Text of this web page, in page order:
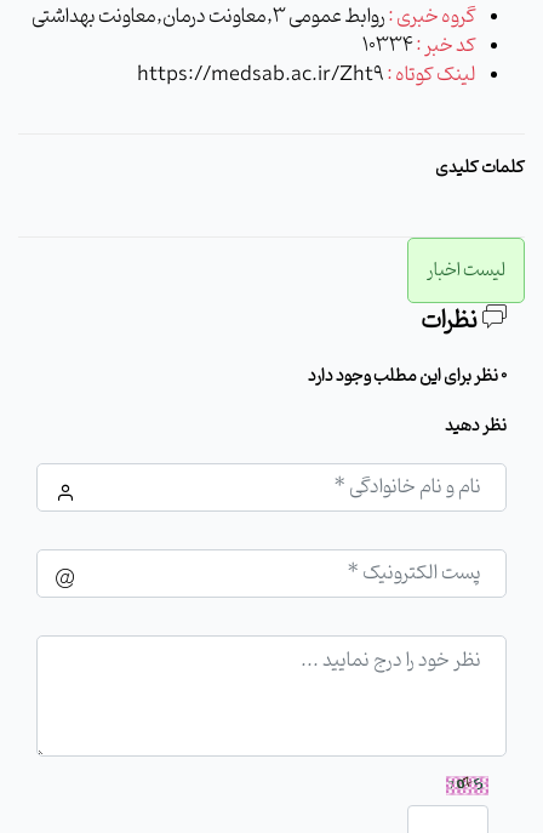
گروه خبری :روابط عمومی 3,معاونت درمان,معاونت بهداشتی
کد خبر :10334
لینک کوتاه :https://medsab.ac.ir/Zht9
کلمات کلیدی
لیست اخبار
نظرات
0 نظر برای این مطلب وجود دارد
نظر دهید